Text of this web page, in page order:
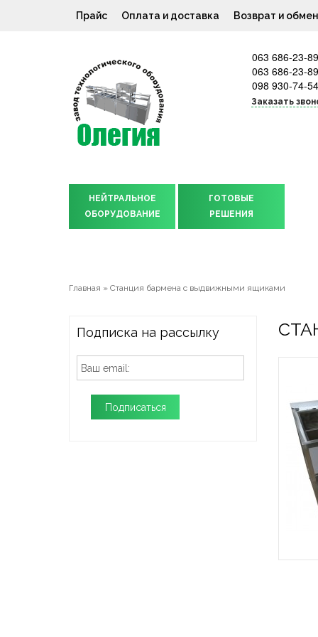
Прайс Оплата и доставка Возврат и обмен
063 686-23-89
063 686-23-89
098 930-74-54
Заказать
НЕЙТРАЛЬНОЕ
ОБОРУДОВАНИЕ
ГОТОВЫЕ
РЕШЕНИЯ
Главная » Станция бармена с выдвижными ящиками
Подписка на рассылку